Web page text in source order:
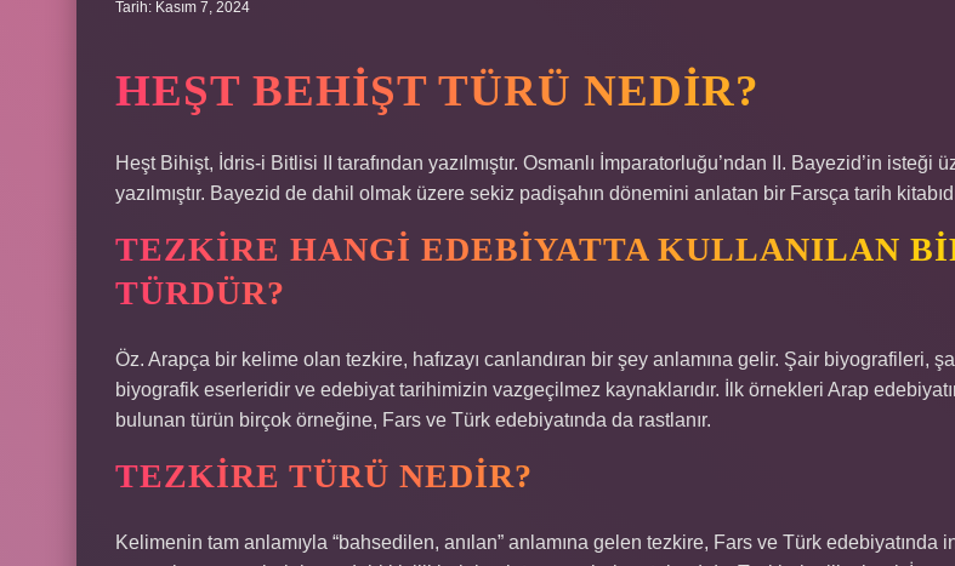
Tarih: Kasım 7, 2024
HEŞT BEHIŞT TÜRÜ NEDIR?
Heşt Bihişt, İdris-i Bitlisi II tarafından yazılmıştır. Osmanlı İmparatorluğu’ndan II. Bayezid’in isteği
yazılmıştır. Bayezid de dahil olmak üzere sekiz padişahın dönemini anlatan bir Farsça tarih
TEZKIRE HANGI EDEBIYATTA KULLANILAN
TÜRDÜR?
Öz. Arapça bir kelime olan tezkire, hafızayı canlandıran bir şey anlamına gelir. Şair biyografileri,
biyografik eserleridir ve edebiyat tarihimizin vazgeçilmez kaynaklarıdır. İlk örnekleri Arap
bulunan türün birçok örneğine, Fars ve Türk edebiyatında da rastlanır.
TEZKIRE TÜRÜ NEDIR?
Kelimenin tam anlamıyla “bahsedilen, anılan” anlamına gelen tezkire, Fars ve Türk edebiyatında